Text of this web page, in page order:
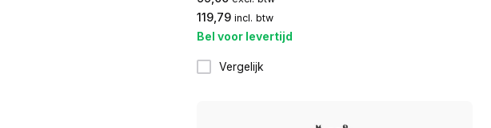
119,79 incl. btw
Bel voor levertijd
Vergelijk